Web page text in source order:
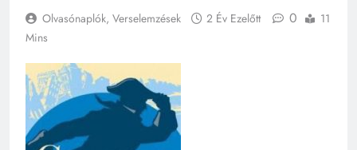
Olvasónaplók, Verselemzések 2 Év Ezelőtt 0
11
Mins